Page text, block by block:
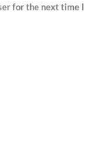
for the next time I